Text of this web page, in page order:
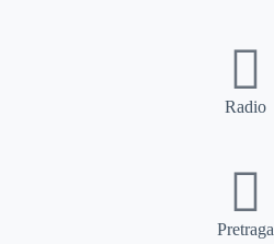
Radio
Pretraga